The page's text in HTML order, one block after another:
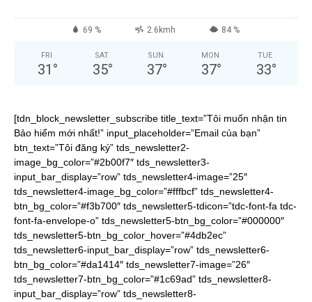
69 % 2.6kmh 84 %
FRI
31 °
SAT
35°
SUN
37°
MON
37°
TUE
33°
[tdn_block_newsletter_subscribe title_text=”Tôi muốn nhận tin
Bảo hiểm mới nhất!” input_placeholder=”Email của bạn”
btn_text=”Tôi đăng ký” tds_newsletter2-
image_bg_color=”#2b00f7″ tds_newsletter3-
input_bar_display=”row” tds_newsletter4-image=”25″
tds_newsletter4-image_bg_color=”#fffbcf” tds_newsletter4-
btn_bg_color=”#f3b700″ tds_newsletter5-tdicon=”tdc-font-fa tdc-
font-fa-envelope-o” tds_newsletter5-btn_bg_color=”#000000″
tds_newsletter5-btn_bg_color_hover=”#4db2ec”
tds_newsletter6-input_bar_display=”row” tds_newsletter6-
btn_bg_color=”#da1414″ tds_newsletter7-image=”26″
tds_newsletter7-btn_bg_color=”#1c69ad” tds_newsletter8-
input_bar_display=”row” tds_newsletter8-